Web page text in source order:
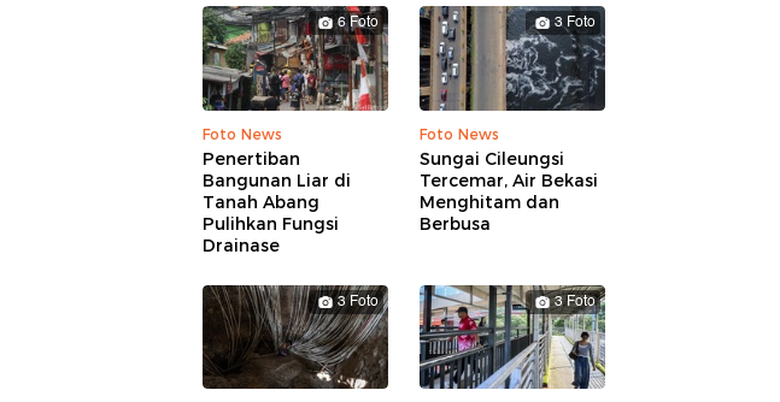
6 Foto
Foto News
Penertiban
Bangunan Liar di
Tanah Abang
Pulihkan Fungsi
Drainase
3 Foto
Foto News
Sungai Cileungsi
Tercemar, Air Bekasi
Menghitam dan
Berbusa
3 Foto 3 Foto